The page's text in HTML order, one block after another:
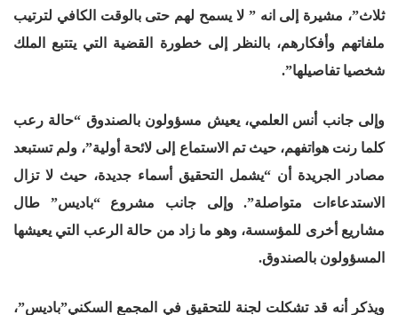
ثلاث”، مشيرة إلى انه ” لا يسمح لهم حتى بالوقت الكافي لترتيب
ملفاتهم وأفكارهم، بالنظر إلى خطورة القضية التي يتتبع الملك
شخصيا تفاصيلها”.
وإلى جانب أنس العلمي، يعيش مسؤولون بالصندوق “حالة رعب
كلما رنت هواتفهم، حيث تم الاستماع إلى لائحة أولية”، ولم تستبعد
مصادر الجريدة أن “يشمل التحقيق أسماء جديدة، حيث لا تزال
الاستدعاءات متواصلة”. وإلى جانب مشروع “باديس” طال
مشاريع أخرى للمؤسسة، وهو ما زاد من حالة الرعب التي يعيشها
المسؤولون بالصندوق.
ويذكر أنه قد تشكلت لجنة للتحقيق في المجمع السكني”باديس”،